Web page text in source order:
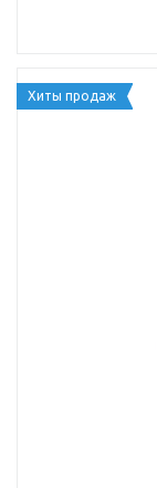
Хиты продаж